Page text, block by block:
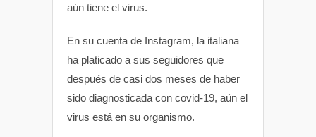
aún tiene el virus.
En su cuenta de Instagram, la italiana
ha platicado a sus seguidores que
después de casi dos meses de haber
sido diagnosticada con covid-19, aún el
virus está en su organismo.